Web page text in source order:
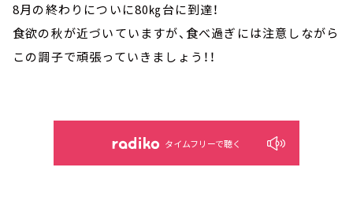
8月の終わりについに80㎏台に到達！
食欲の秋が近づいていますが、食べ過ぎには注意しながら
この調子で頑張っていきましょう！！
タイムフリーで聴く